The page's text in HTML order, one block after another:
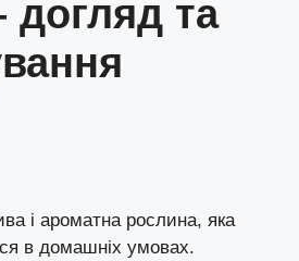
догляд та
і ароматна рослина, яка
в домашніх умовах.